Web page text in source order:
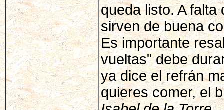
queda listo. A
sirven de buena
Es importante
vueltas" debe
ya dice el refrán
quieres comer, el